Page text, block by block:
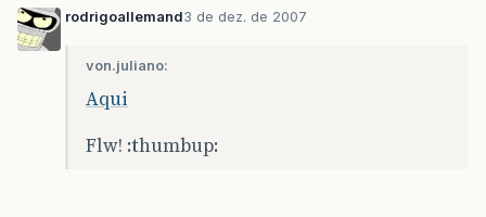
rodrigoallemand3 de dez. de 2007
von.juliano:
Aqui
Flw! :thumbup: